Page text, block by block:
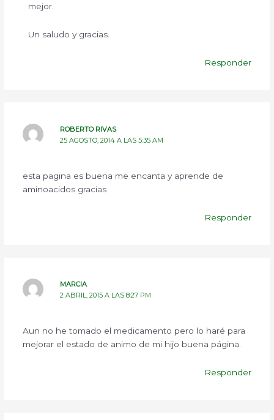
mejor.
Un saludo y gracias.
Responder
ROBERTO RIVAS
25 AGOSTO, 2014 A LAS 5:35 AM
esta pagina es buena me encanta y aprende de
aminoacidos gracias
Responder
MARCIA
2 ABRIL, 2015 A LAS 8:27 PM
Aun no he tomado el medicamento pero lo haré para
mejorar el estado de animo de mi hijo buena página.
Responder